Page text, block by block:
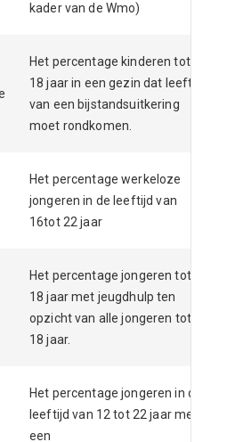
kader van de Wmo)
Het percentage kinderen tot
18 jaar in een gezin dat leeft
van een bijstandsuitkering
moet rondkomen.
Het percentage werkeloze
jongeren in de leeftijd van
16tot 22 jaar
Het percentage jongeren tot
18 jaar met jeugdhulp ten
opzicht van alle jongeren tot
18 jaar.
Het percentage jongeren in de
leeftijd van 12 tot 22 jaar met
een